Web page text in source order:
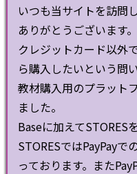
いつも当サイトを訪問
ありがとうございます。
クレジットカード以外
ら購入したいという問
教材購入用のプラット
ました。
Baseに加えてSTORES
STORESではPayPayで
っております。また